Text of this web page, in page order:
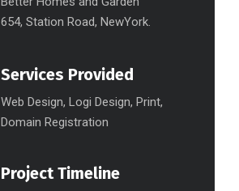
654, Station Road, NewYork.
Services Provided
Web Design, Logi Design, Print,
Domain Registration
Project Timeline